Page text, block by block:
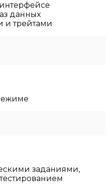
данных
и трейтами
заданиями,